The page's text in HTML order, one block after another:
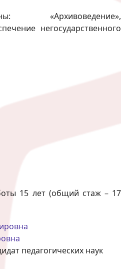
«Архивоведение»,
негосударственного
15 лет (общий стаж – 17
педагогических наук